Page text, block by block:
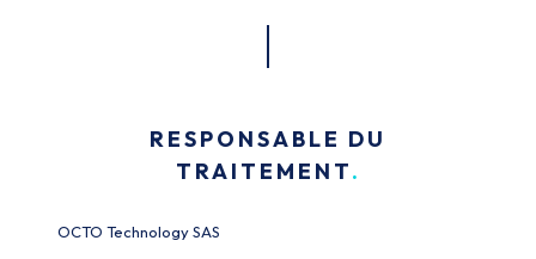
RESPONSABLE DU
TRAITEMENT
OCTO Technology SAS